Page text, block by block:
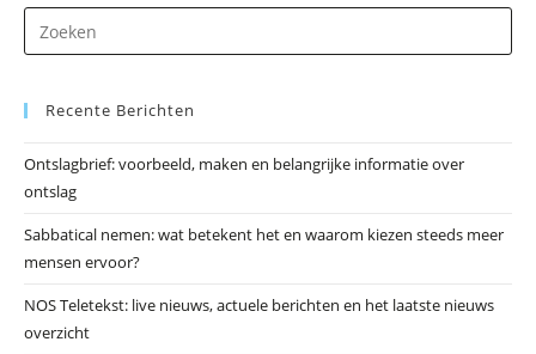
op
Recente Berichten
Ontslagbrief: voorbeeld, maken en belangrijke informatie over
ontslag
Sabbatical nemen: wat betekent het en waarom kiezen steeds meer
mensen ervoor?
NOS Teletekst: live nieuws, actuele berichten en het laatste nieuws
overzicht